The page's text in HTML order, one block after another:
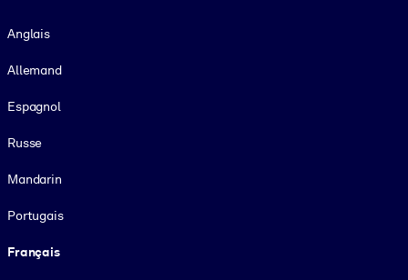
Anglais
Allemand
Espagnol
Russe
Mandarin
Portugais
Français